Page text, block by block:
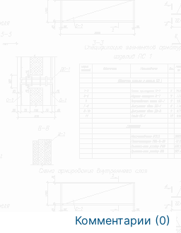
Комментарии (0)